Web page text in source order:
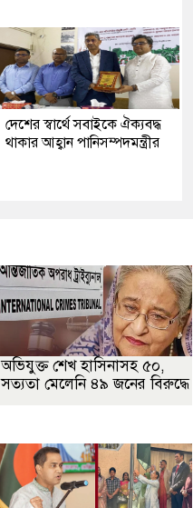
দেশের স্বার্থে সবাইকে ঐক্যবদ্ধ
থাকার আহ্বান পানিসম্পদমন্ত্রীর
অভিযুক্ত শেখ হাসিনাসহ ৫০,
সত্যতা মেলেনি ৪৯ জনের বিরুদ্ধে